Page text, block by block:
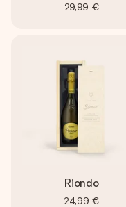
29,99 €
Riondo
24,99 €